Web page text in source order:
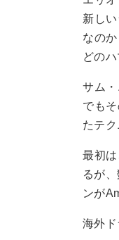
新し
なの
どのハ
サム
でも
たテ
最初
るが
ンが
海外